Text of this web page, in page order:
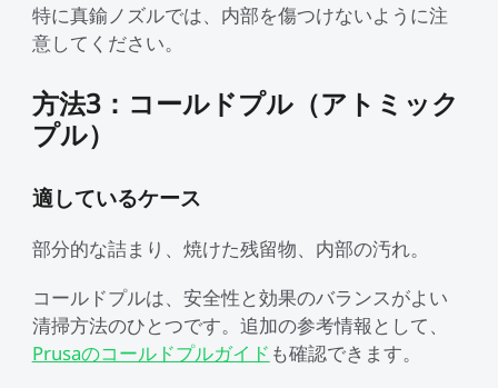
特に真鍮ノズルでは、内部を傷つけないように注
意してください。
方法3：コールドプル（アトミック
プル）
適しているケース
部分的な詰まり、焼けた残留物、内部の汚れ。
コールドプルは、安全性と効果のバランスがよい
清掃方法のひとつです。追加の参考情報として、
Prusaのコールドプルガイド も確認できます。